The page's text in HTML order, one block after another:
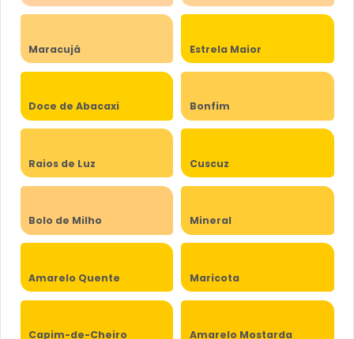
Maracujá Estrela Maior
Doce de Abacaxi Bonfim
Raios de Luz Cuscuz
Bolo de Milho Mineral
Amarelo Quente Maricota
Capim-de-Cheiro Amarelo Mostarda